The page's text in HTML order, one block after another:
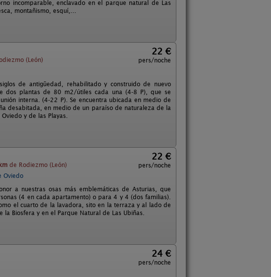
incomparable, enclavado en el parque natural de Las
montañismo, esquí,...
(León)
22 €
pers/noche
de antigüedad, rehabilitado y construido de nuevo
dos plantas de 80 m2/útiles cada una (4-8 P), que se
interna. (4-22 P). Se encuentra ubicada en medio de
desabitada, en medio de un paraíso de naturaleza de la
y de las Playas.
de Rodiezmo (León)
22 €
pers/noche
Oviedo
a nuestras osas más emblemáticas de Asturias, que
(4 en cada apartamento) o para 4 y 4 (dos familias).
el cuarto de la lavadora, sito en la terraza y al lado de
Biosfera y en el Parque Natural de Las Ubiñas.
24 €
pers/noche